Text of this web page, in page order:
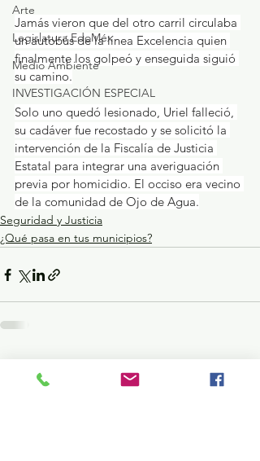
Arte
Legislatura EdoMéx
Medio Ambiente
INVESTIGACIÓN ESPECIAL
Jamás vieron que del otro carril circulaba
un autobús de la línea Excelencia quien
finalmente los golpeó y enseguida siguió
su camino.
Solo uno quedó lesionado, Uriel falleció,
su cadáver fue recostado y se solicitó la
intervención de la Fiscalía de Justicia
Estatal para integrar una averiguación
previa por homicidio. El occiso era vecino
de la comunidad de Ojo de Agua.
Seguridad y Justicia
¿Qué pasa en tus municipios?
Entradas recientes